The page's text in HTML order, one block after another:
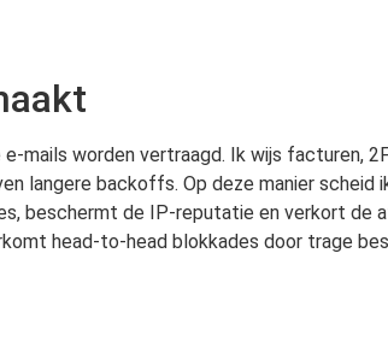
e-mails worden vertraagd. Ik wijs facturen,
langere backoffs. Op deze manier scheid
beschermt de IP-reputatie en verkort de
head-to-head blokkades door trage